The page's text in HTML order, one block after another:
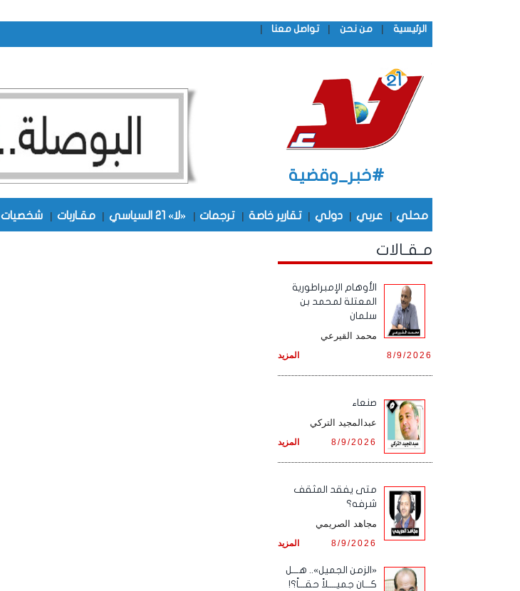
الرئيسية | من نحن | تواصل معنا |
#خبر_وقضية
محلي | عربي | دولي | تقارير خاصة | ترجمات | «لا» 21 السياسي | مقـاربات | شخصيات
مـقـالات
الأوهام الإمبراطورية
المعتلة لمحمد بن
سلمان
محمد القيرعي
المزيد 8/9/2026
صنعاء
عبدالمجيد التركي
المزيد 8/9/2026
متى يفقد المثقف
شرفه؟
مجاهد الصريمي
المزيد 8/9/2026
«الزمن الجميل».. هـــل
كـــان جميــــلاً حقـــاً؟!